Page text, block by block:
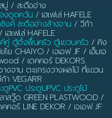
/ สะดืออ่าง
องดูดควัน / เฮเฟเล่ HAFELE
งค์ สะดืออ่างล้างจาน / วีก้า
ฮเฟเล่ HAFELE
คู่ ตู้ตั้งพื้นครัว ตู้แขวนครัว / คิง
ย CHAIYO / เจเอฟ JF / เอ็มเจ
/ เดคคอร์ DEKORS
างจาน ตะแกรงวางผลไม้ ที่แขวน
า VEGARR
PVC ประตูUPVC ประตูไม้
สวู๊ด GREEN PLASTWOOD /
อร์ LINE DEKOR / เจเอฟ JF